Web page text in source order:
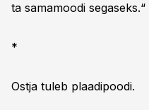
ta samamoodi segaseks.“
*
Ostja tuleb plaadipoodi.